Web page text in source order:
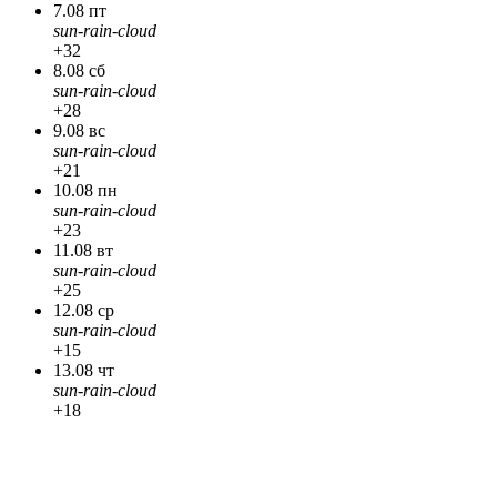
7.08 пт
sun-rain-cloud
+32
8.08 сб
sun-rain-cloud
+28
9.08 вс
sun-rain-cloud
+21
10.08 пн
sun-rain-cloud
+23
11.08 вт
sun-rain-cloud
+25
12.08 ср
sun-rain-cloud
+15
13.08 чт
sun-rain-cloud
+18